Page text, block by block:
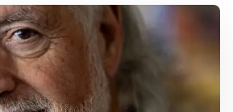
Baker (81) blijft liedjes schrijven en